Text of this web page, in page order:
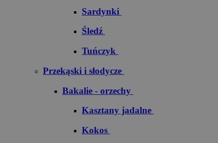
Sardynki
Śledź
Tuńczyk
Przekąski i słodycze
Bakalie - orzechy
Kasztany jadalne
Kokos